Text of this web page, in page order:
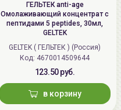
ГЕЛЬТЕК anti-age
Омолаживающий концентрат с
пептидами 5 peptides, 30мл,
GELTEK
GELTEK ( ГЕЛЬТЕК ) (Россия)
Код: 4670014509644
123.50 руб.
в корзину